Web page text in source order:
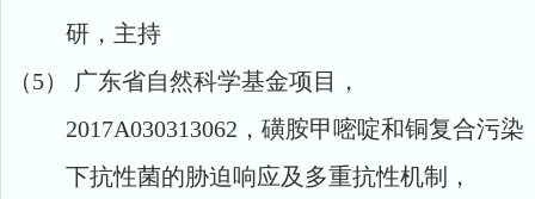
研，主持
（5） 广东省自然科学基金项目，
2017A030313062，磺胺甲嘧啶和铜复合污染
下抗性菌的胁迫响应及多重抗性机制，